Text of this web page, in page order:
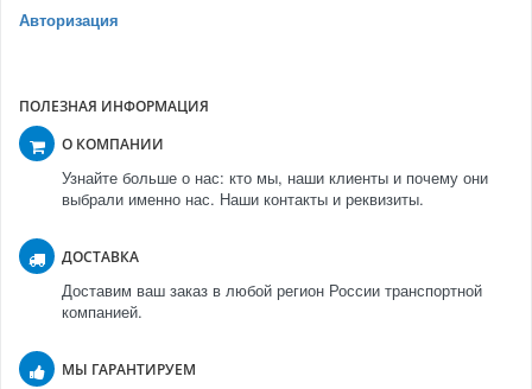
Авторизация
ПОЛЕЗНАЯ ИНФОРМАЦИЯ
О КОМПАНИИ
Узнайте больше о нас: кто мы, наши клиенты и почему они
выбрали именно нас. Наши контакты и реквизиты.
ДОСТАВКА
Доставим ваш заказ в любой регион России транспортной
компанией.
МЫ ГАРАНТИРУЕМ